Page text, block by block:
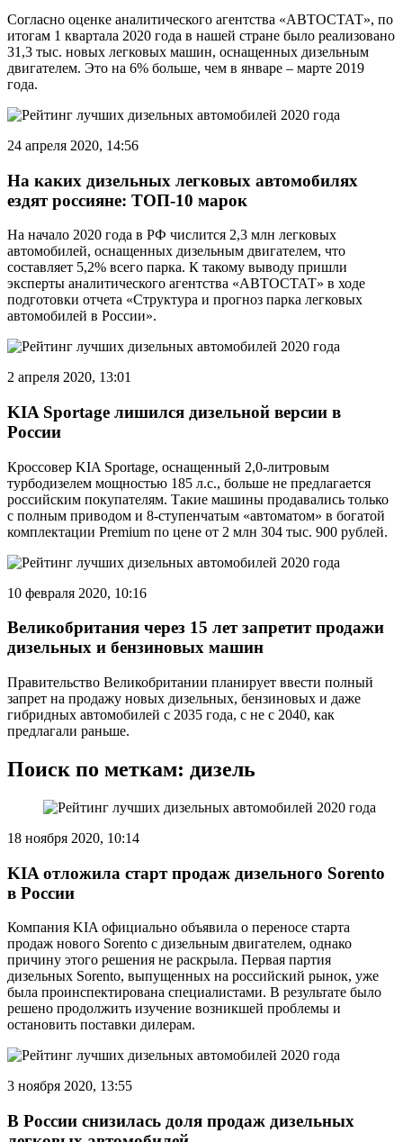
Согласно оценке аналитического агентства «АВТОСТАТ», по
итогам 1 квартала 2020 года в нашей стране было реализовано
31,3 тыс. новых легковых машин, оснащенных дизельным
двигателем. Это на 6% больше, чем в январе – марте 2019
года.
24 апреля 2020, 14:56
На каких дизельных легковых автомобилях
ездят россияне: ТОП-10 марок
На начало 2020 года в РФ числится 2,3 млн легковых
автомобилей, оснащенных дизельным двигателем, что
составляет 5,2% всего парка. К такому выводу пришли
эксперты аналитического агентства «АВТОСТАТ» в ходе
подготовки отчета «Структура и прогноз парка легковых
автомобилей в России».
2 апреля 2020, 13:01
KIA Sportage лишился дизельной версии в
России
Кроссовер KIA Sportage, оснащенный 2,0-литровым
турбодизелем мощностью 185 л.с., больше не предлагается
российским покупателям. Такие машины продавались только
с полным приводом и 8-ступенчатым «автоматом» в богатой
комплектации Premium по цене от 2 млн 304 тыс. 900 рублей.
10 февраля 2020, 10:16
Великобритания через 15 лет запретит продажи
дизельных и бензиновых машин
Правительство Великобритании планирует ввести полный
запрет на продажу новых дизельных, бензиновых и даже
гибридных автомобилей с 2035 года, с не с 2040, как
предлагали раньше.
Поиск по меткам: дизель
18 ноября 2020, 10:14
KIA отложила старт продаж дизельного Sorento
в России
Компания KIA официально объявила о переносе старта
продаж нового Sorento с дизельным двигателем, однако
причину этого решения не раскрыла. Первая партия
дизельных Sorento, выпущенных на российский рынок, уже
была проинспектирована специалистами. В результате было
решено продолжить изучение возникшей проблемы и
остановить поставки дилерам.
3 ноября 2020, 13:55
В России снизилась доля продаж дизельных